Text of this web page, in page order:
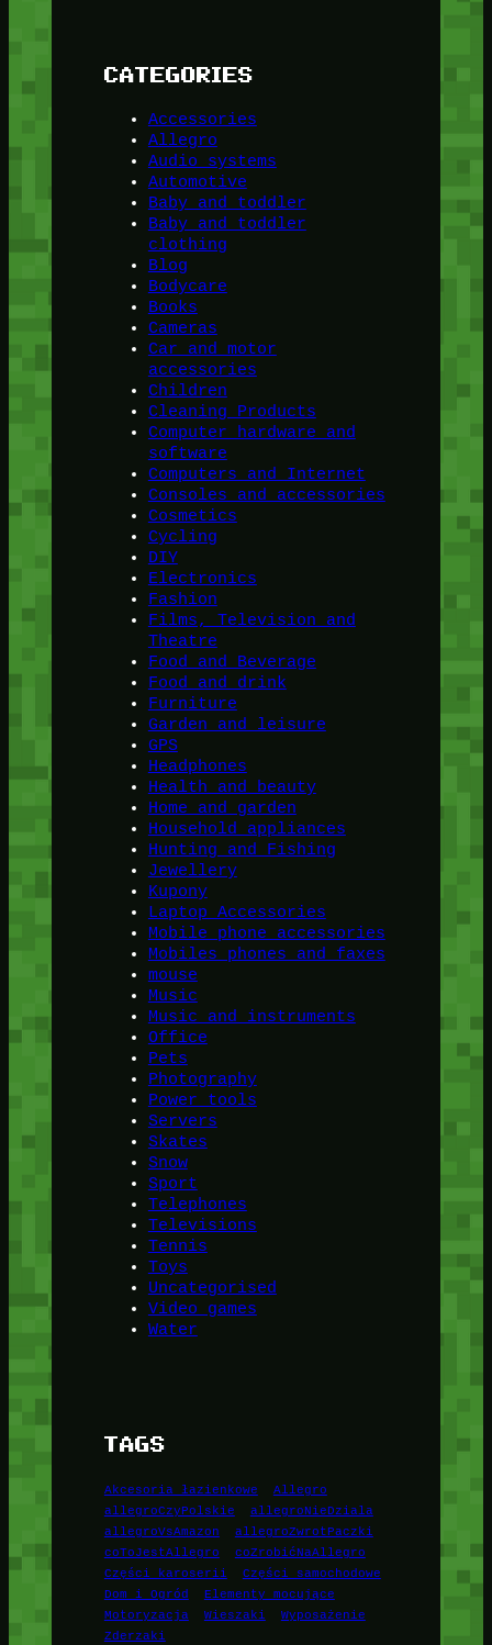
CATEGORIES
Accessories
Allegro
Audio systems
Automotive
Baby and toddler
Baby and toddler
clothing
Blog
Bodycare
Books
Cameras
Car and motor
accessories
Children
Cleaning Products
Computer hardware and
software
Computers and Internet
Consoles and accessories
Cosmetics
Cycling
DIY
Electronics
Fashion
Films, Television and
Theatre
Food and Beverage
Food and drink
Furniture
Garden and leisure
GPS
Headphones
Health and beauty
Home and garden
Household appliances
Hunting and Fishing
Jewellery
Kupony
Laptop Accessories
Mobile phone accessories
Mobiles phones and faxes
mouse
Music
Music and instruments
Office
Pets
Photography
Power tools
Servers
Skates
Snow
Sport
Telephones
Televisions
Tennis
Toys
Uncategorised
Video games
Water
TAGS
Akcesoria łazienkowe
Allegro
allegroCzyPolskie
allegroNieDziala
allegroVsAmazon
allegroZwrotPaczki
coToJestAllegro
coZrobićNaAllegro
Części karoserii
Części samochodowe
Dom i Ogród
Elementy mocujące
Motoryzacja
Wieszaki
Wyposażenie
Zderzaki